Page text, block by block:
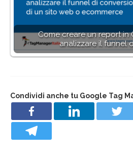
Come creare un report in
analizzare il funnel
Condividi anche tu Google Tag